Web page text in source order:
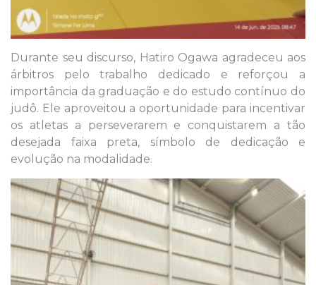
Durante seu discurso, Hatiro Ogawa agradeceu aos
árbitros pelo trabalho dedicado e reforçou a
importância da graduação e do estudo contínuo do
judô. Ele aproveitou a oportunidade para incentivar
os atletas a perseverarem e conquistarem a tão
desejada faixa preta, símbolo de dedicação e
evolução na modalidade.